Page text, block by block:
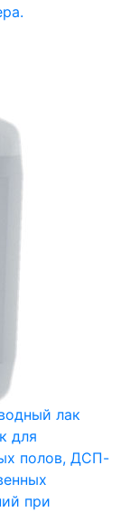
лак
для
полов, ДСП-
при